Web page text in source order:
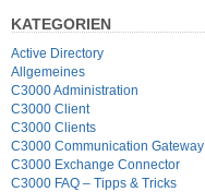
KATEGORIEN
Active Directory
Allgemeines
C3000 Administration
C3000 Client
C3000 Clients
C3000 Communication Gateway
C3000 Exchange Connector
C3000 FAQ – Tipps & Tricks